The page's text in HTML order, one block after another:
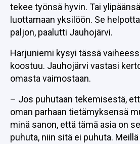
tekee työnsä hyvin. Tai
luottamaan yksilöön. Se
paljon, paalutti Jauhojärvi.
Harjuniemi kysyi tässä
koostuu. Jauhojärvi vastasi
omasta vaimostaan.
– Jos puhutaan tekemisestä,
oman parhaan tietämyksensä
minä sanon, että tämä asia on
puhuta, niin sitä ei puhuta.